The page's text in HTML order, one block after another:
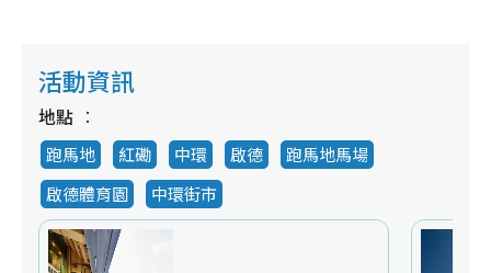
活動資訊
地點
跑馬地 紅磡 中環 啟德
跑馬地馬場
啟德體育園
中環街市